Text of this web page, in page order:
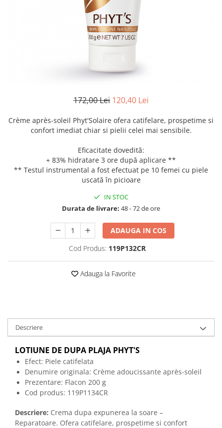
Creme bio anti-poluare
Creme bio piele grasă acneică
172,00 Lei 120,40 Lei
Crème après-soleil Phyt'Solaire ofera catifelare, prospetime si
confort imediat chiar si pielii celei mai sensibile.
Eficacitate dovedită:
+ 83% hidratare 3 ore după aplicare **
** Testul instrumental a fost efectuat pe 10 femei cu piele
uscată în picioare
IN STOC
Durata de livrare: 48 - 72 de ore
ADAUGA IN COS
Cod Produs: 119P132CR
Adauga la Favorite
Descriere
LOTIUNE DE DUPA PLAJA PHYT'S
Efect: Piele catifelata
Denumire originala: Crème adoucissante après-soleil
Prezentare: Flacon 200 g
Cod produs: 119P1134CR
Descriere: Crema dupa expunerea la soare –
Reparatoare. Ofera catifelare, prospetime si confort